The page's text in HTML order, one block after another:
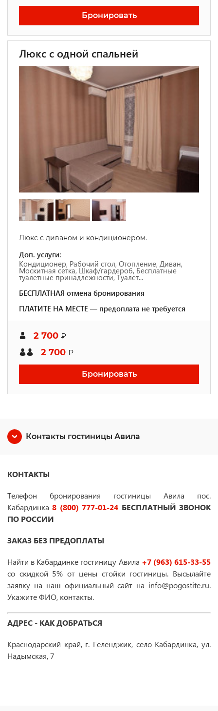
Бронировать
Люкс с одной спальней
Люкс с диваном и кондиционером.
Доп. услуги:
Кондиционер, Рабочий стол, Отопление, Диван,
Москитная сетка, Шкаф/гардероб, Бесплатные
туалетные принадлежности, Туалет...
БЕСПЛАТНАЯ отмена бронирования
ПЛАТИТЕ НА МЕСТЕ — предоплата не требуется
2 700 ₽
2 700 ₽
Бронировать
Контакты гостиницы Авила
КОНТАКТЫ
Телефон бронирования гостиницы Авила пос.
Кабардинка8 (800) 777-01-24 БЕСПЛАТНЫЙ ЗВОНОК
ПО РОССИИ
ЗАКАЗ БЕЗ ПРЕДОПЛАТЫ
Найти в Кабардинке гостиницу Авила +7 (963) 615-33-55
со скидкой 5% от цены стойки гостиницы. Высылайте
заявку на наш официальный сайт на info@pogostite.ru.
Укажите ФИО, контакты.
АДРЕС - КАК ДОБРАТЬСЯ
Краснодарский край, г. Геленджик, село Кабардинка, ул.
Надымская, 7